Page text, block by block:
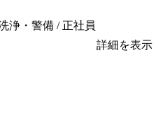
浄・警備 / 正社員
詳細を表示